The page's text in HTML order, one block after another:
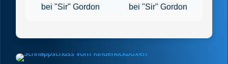
bei "Sir" Gordon
bei "Sir" Gordon